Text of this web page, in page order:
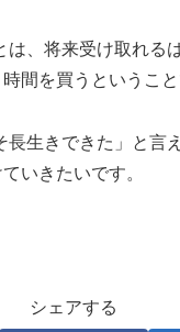
は、将来受け取れる
間を買うということ
長生きできた」と言
いきたいです。
シェアする